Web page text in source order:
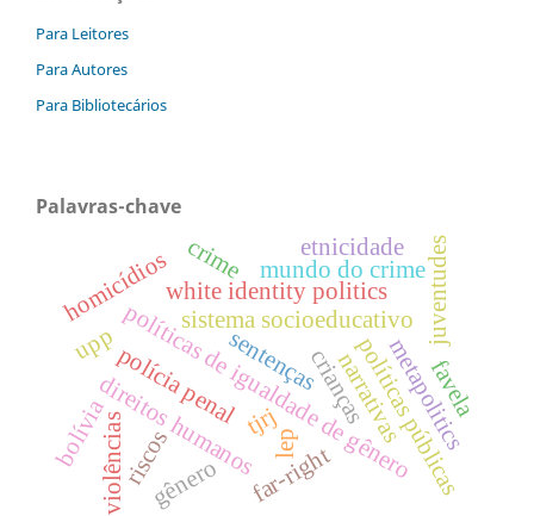
Para Leitores
Para Autores
Para Bibliotecários
Palavras-chave
sistema socioeducativo
políticas de igualdade de gênero
políticas públicas
direitos humanos
sentenças
tjrj metapolitics
far-right
white identity politics
riscos
crianças
polícia penal
lep
violências
narrativas
juventudes
homicídios mundo do crime
favela
crime
gênero
upp
etnicidade
bolívia